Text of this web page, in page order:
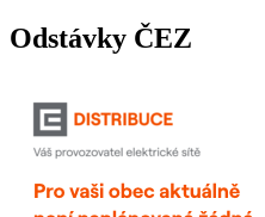
Odstávky ČEZ